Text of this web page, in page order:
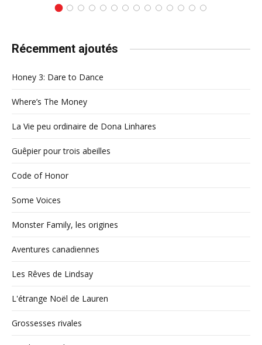
Récemment ajoutés
Honey 3: Dare to Dance
Where’s The Money
La Vie peu ordinaire de Dona Linhares
Guêpier pour trois abeilles
Code of Honor
Some Voices
Monster Family, les origines
Aventures canadiennes
Les Rêves de Lindsay
L'étrange Noël de Lauren
Grossesses rivales